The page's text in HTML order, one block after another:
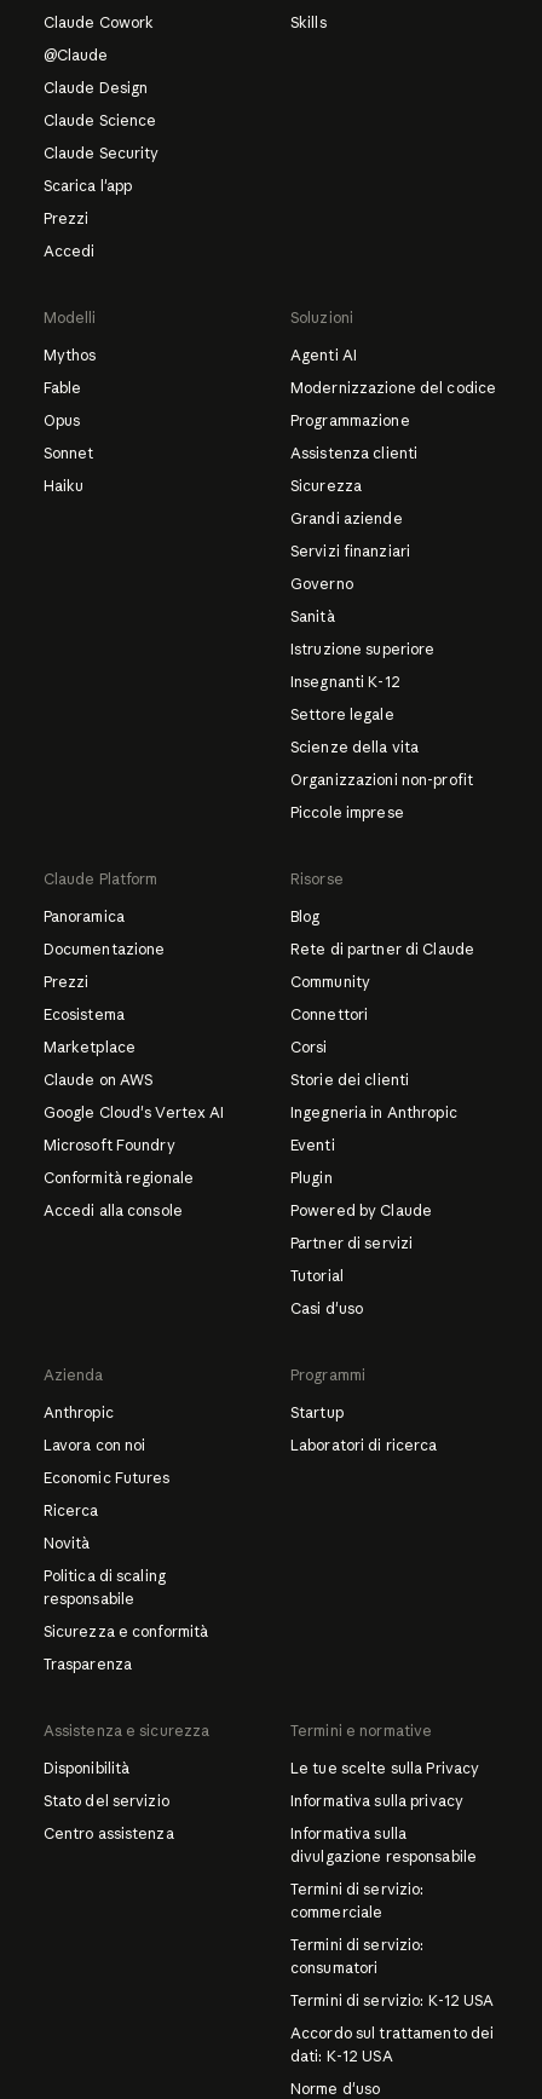
Claude Cowork
@Claude
Claude Design
Claude Science
Claude Security
Scarica l'app
Prezzi
Accedi
Skills
Modelli
Mythos
Fable
Opus
Sonnet
Haiku
Soluzioni
Agenti AI
Modernizzazione del codice
Programmazione
Assistenza clienti
Sicurezza
Grandi aziende
Servizi finanziari
Governo
Sanità
Istruzione superiore
Insegnanti K-12
Settore legale
Scienze della vita
Organizzazioni non-profit
Piccole imprese
Claude Platform
Panoramica
Documentazione
Prezzi
Ecosistema
Marketplace
Claude on AWS
Google Cloud's Vertex AI
Microsoft Foundry
Conformità regionale
Accedi alla console
Risorse
Blog
Rete di partner di Claude
Community
Connettori
Corsi
Storie dei clienti
Ingegneria in Anthropic
Eventi
Plugin
Powered by Claude
Partner di servizi
Tutorial
Casi d'uso
Azienda
Anthropic
Lavora con noi
Economic Futures
Ricerca
Novità
Politica di scaling
responsabile
Sicurezza e conformità
Trasparenza
Programmi
Startup
Laboratori di ricerca
Assistenza e sicurezza
Disponibilità
Stato del servizio
Centro assistenza
Termini e normative
Le tue scelte sulla Privacy
Informativa sulla privacy
Informativa sulla
divulgazione responsabile
Termini di servizio:
commerciale
Termini di servizio:
consumatori
Termini di servizio: K-12 USA
Accordo sul trattamento dei
dati: K-12 USA
Norme d'uso